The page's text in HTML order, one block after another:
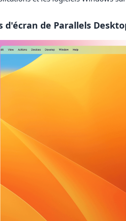
d'écran de Parallels